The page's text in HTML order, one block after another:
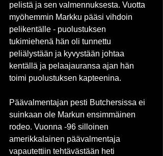
pelistä ja sen valmennuksesta. Vuotta
myöhemmin Markku pääsi vihdoin
pelikentälle - puolustuksen
tukimiehenä hän oli tunnettu
peliälystään ja kyvystään johtaa
kentällä ja pelaajauransa ajan hän
toimi puolustuksen kapteenina.
Päävalmentajan pesti Butchersissa ei
suinkaan ole Markun ensimmäinen
rodeo. Vuonna -96 silloinen
amerikkalainen päävalmentaja
vapautettiin tehtävästään heti